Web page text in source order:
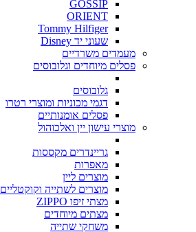
GOSSIP
ORIENT
Tommy Hilfiger
שעוני יד Disney
מעמדים משרדיים
פסלים מיוחדים וגלובוסים
גלובוסים
דגמי מכוניות ומוצרי רטרו
פסלים אומנותיים
מוצרי עישון יין ואלכוהול
גריינדרים מקססות
מאפרות
מוצרים ליין
מוצרים לשתייה וקוקטליים
מצתי זיפו ZIPPO
מצתים מיוחדים
משחקי שתייה